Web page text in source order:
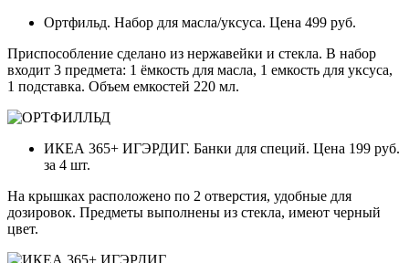
Ортфильд. Набор для масла/уксуса. Цена 499 руб.
Приспособление сделано из нержавейки и стекла. В набор
входит 3 предмета: 1 ёмкость для масла, 1 емкость для уксуса,
1 подставка. Объем емкостей 220 мл.
ИКЕА 365+ ИГЭРДИГ. Банки для специй. Цена 199 руб.
за 4 шт.
На крышках расположено по 2 отверстия, удобные для
дозировок. Предметы выполнены из стекла, имеют черный
цвет.